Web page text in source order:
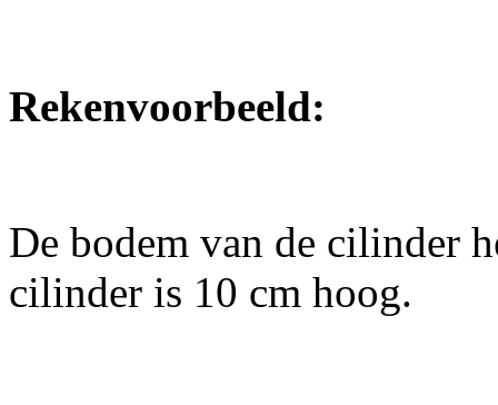
Rekenvoorbeeld:
De bodem van de cilinder
cilinder is 10 cm hoog.